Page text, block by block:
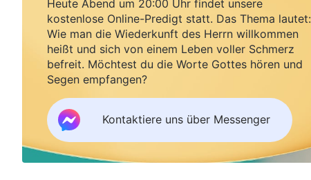
Heute Abend um 20:00 Uhr findet unsere
kostenlose Online-Predigt statt. Das Thema lautet:
Wie man die Wiederkunft des Herrn willkommen
heißt und sich von einem Leben voller Schmerz
befreit. Möchtest du die Worte Gottes hören und
Segen empfangen?
Kontaktiere uns über Messenger